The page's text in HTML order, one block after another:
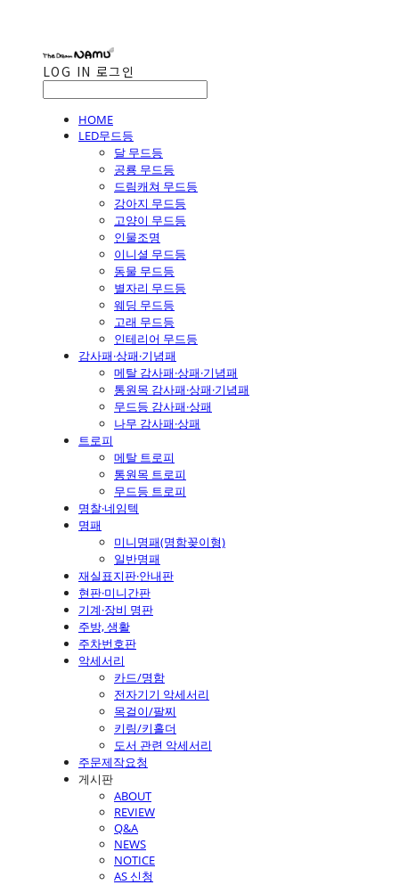
LOG IN 로그인
HOME
LED무드등
달 무드등
공룡 무드등
드림캐쳐 무드등
강아지 무드등
고양이 무드등
인물조명
이니셜 무드등
동물 무드등
별자리 무드등
웨딩 무드등
고래 무드등
인테리어 무드등
감사패·상패·기념패
메탈 감사패·상패·기념패
통원목 감사패·상패·기념패
무드등 감사패·상패
나무 감사패·상패
트로피
메탈 트로피
통원목 트로피
무드등 트로피
명찰·네임텍
명패
미니명패(명함꽂이형)
일반명패
재실표지판·안내판
현판·미니간판
기계·장비 명판
주방, 생활
주차번호판
악세서리
카드/명함
전자기기 악세서리
목걸이/팔찌
키링/키홀더
도서 관련 악세서리
주문제작요청
게시판
ABOUT
REVIEW
Q&A
NEWS
NOTICE
AS 신청